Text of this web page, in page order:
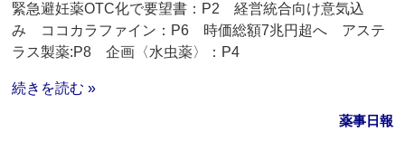
緊急避妊薬OTC化で要望書：P2 経営統合向け意気込
み ココカラファイン：P6 時価総額7兆円超へ アステ
ラス製薬:P8 企画〈水虫薬〉：P4
続きを読む »
薬事日報